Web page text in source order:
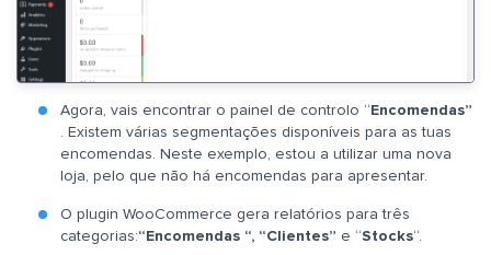
Agora, vais encontrar o painel de controlo “Encomendas”
. Existem várias segmentações disponíveis para as tuas
encomendas. Neste exemplo, estou a utilizar uma nova
loja, pelo que não há encomendas para apresentar.
O plugin WooCommerce gera relatórios para três
categorias:“Encomendas “, “Clientes” e “Stocks“.